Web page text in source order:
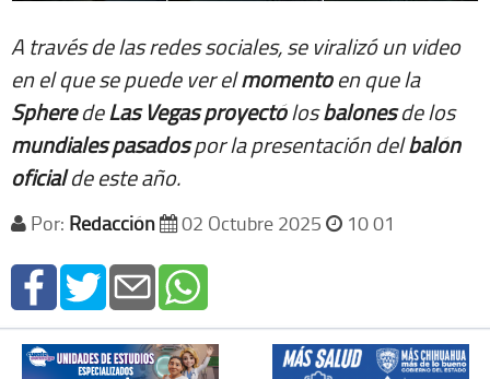
A través de las redes sociales, se viralizó un video
en el que se puede ver elmomentoen que la
SpheredeLas Vegasproyectólosbalonesde los
mundialespasadospor la presentación delbalón
oficialde este año.
Por: Redacción 02 Octubre 2025 10 01